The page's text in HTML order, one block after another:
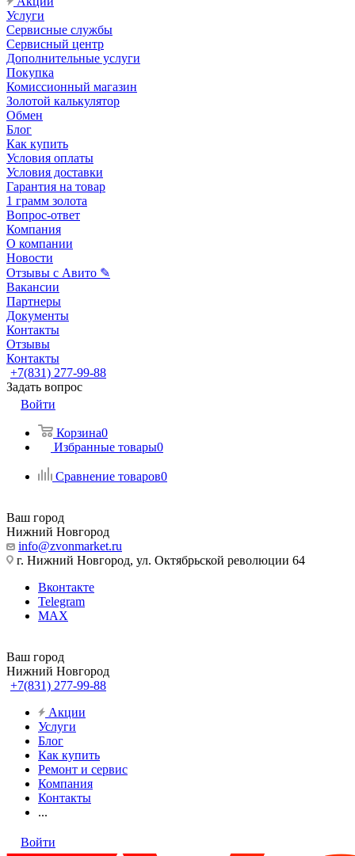
Услуги
Сервисные службы
Сервисный центр
Дополнительные услуги
Покупка
Комиссионный магазин
Золотой калькулятор
Обмен
Блог
Как купить
Условия оплаты
Условия доставки
Гарантия на товар
1 грамм золота
Вопрос-ответ
Компания
О компании
Новости
Отзывы с Авито ✎
Вакансии
Партнеры
Документы
Контакты
Отзывы
Контакты
+7(831) 277-99-88
Задать вопрос
Войти
Корзина0
Избранные товары0
Сравнение товаров0
Ваш город
Нижний Новгород
info@zvonmarket.ru
г. Нижний Новгород, ул. Октябрьской революции 64
Вконтакте
Telegram
MAX
Ваш город
Нижний Новгород
+7(831) 277-99-88
Акции
Услуги
Блог
Как купить
Ремонт и сервис
Компания
Контакты
...
Войти